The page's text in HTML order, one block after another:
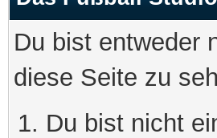
Du bist entweder
diese Seite zu
Du bist nicht